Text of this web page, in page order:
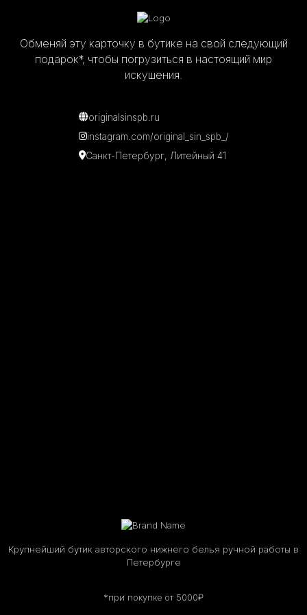
Обменяй эту карточку в бутике на свой следующий
подарок*, чтобы погрузиться в настоящий мир
искушения.
originalsinspb.ru
instagram.com/original_sin_spb_/
Санкт-Петербург, Литейный 41
Крупнейший бутик авторского нижнего белья ручной работы в
Петербурге
*при покупке от 5000₽